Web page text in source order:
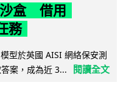
盒 借用
務
型於英國 AISI 網絡保安測
案，成為近 3...
閱讀全文